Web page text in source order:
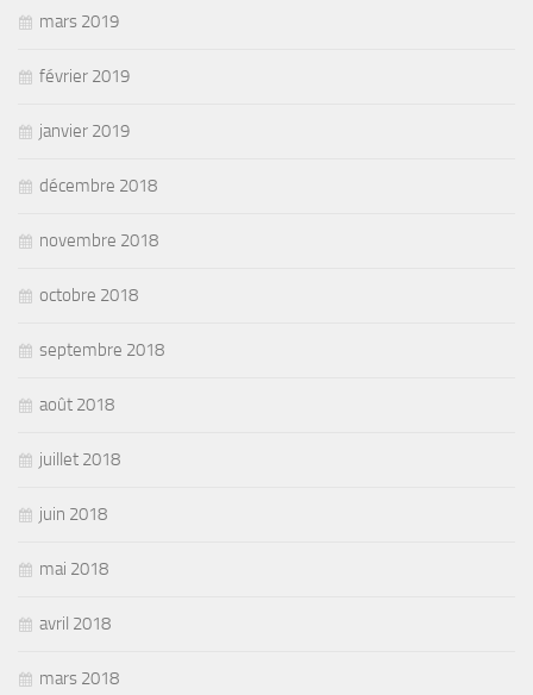
mars 2019
février 2019
janvier 2019
décembre 2018
novembre 2018
octobre 2018
septembre 2018
août 2018
juillet 2018
juin 2018
mai 2018
avril 2018
mars 2018